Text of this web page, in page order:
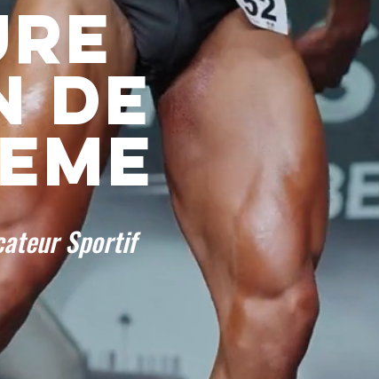
DE
Sportif